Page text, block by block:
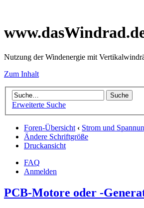
Nutzung der Windenergie mit
Zum Inhalt
Erweiterte Suche
Foren-Übersicht ‹ Strom und
Ändere Schriftgröße
Druckansicht
FAQ
Anmelden
PCB-Motore oder -